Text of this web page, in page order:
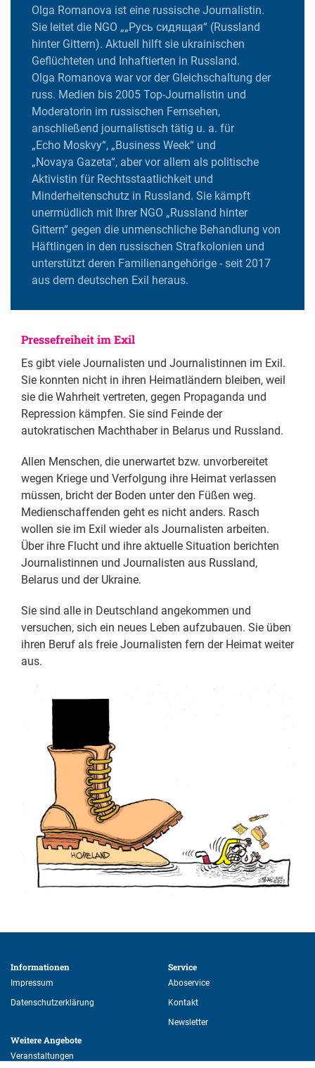
Olga Romanova ist eine russische Journalistin.
Sie leitet die NGO „„Русь сидящая“ (Russland
hinter Gittern). Aktuell hilft sie ukrainischen
Geflüchteten und Inhaftierten in Russland.
Olga Romanova war vor der Gleichschaltung der
russ. Medien bis 2005 Top-Journalistin und
Moderatorin im russischen Fernsehen,
anschließend journalistisch tätig u. a. für
„Echo Moskvy“, „Business Week“ und
„Novaya Gazeta“, aber vor allem als politische
Aktivistin für Rechtsstaatlichkeit und
Minderheitenschutz in Russland. Sie kämpft
unermüdlich mit Ihrer NGO „Russland hinter
Gittern“ gegen die unmenschliche Behandlung von
Häftlingen in den russischen Strafkolonien und
unterstützt deren Familienangehörige - seit 2017
aus dem deutschen Exil heraus.
Pressefreiheit im Exil
Es gibt viele Journalisten und Journalistinnen im Exil.
Sie konnten nicht in ihren Heimatländern bleiben, weil
sie die Wahrheit vertreten, gegen Propaganda und
Repression kämpfen. Sie sind Feinde der
autokratischen Machthaber in Belarus und Russland.
Allen Menschen, die unerwartet bzw. unvorbereitet
wegen Kriege und Verfolgung ihre Heimat verlassen
müssen, bricht der Boden unter den Füßen weg.
Medienschaffenden geht es nicht anders. Rasch
wollen sie im Exil wieder als Journalisten arbeiten.
Über ihre Flucht und ihre aktuelle Situation berichten
Journalistinnen und Journalisten aus Russland,
Belarus und der Ukraine.
Sie sind alle in Deutschland angekommen und
versuchen, sich ein neues Leben aufzubauen. Sie üben
ihren Beruf als freie Journalisten fern der Heimat weiter
aus.
Informationen
Impressum
Datenschutzerklärung
Weitere Angebote
Veranstaltungen
Service
Aboservice
Kontakt
Newsletter